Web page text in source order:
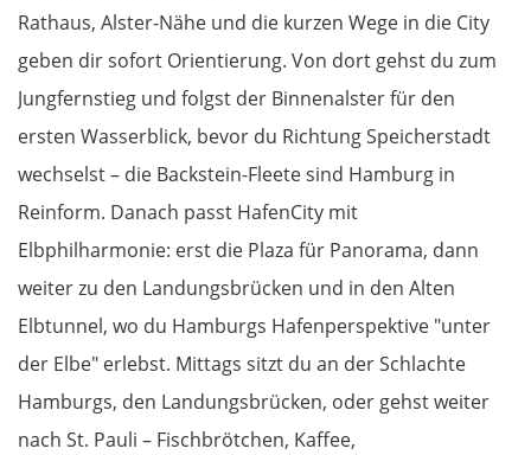
Rathaus, Alster-Nähe und die kurzen Wege in die City
geben dir sofort Orientierung. Von dort gehst du zum
Jungfernstieg und folgst der Binnenalster für den
ersten Wasserblick, bevor du Richtung Speicherstadt
wechselst – die Backstein-Fleete sind Hamburg in
Reinform. Danach passt HafenCity mit
Elbphilharmonie: erst die Plaza für Panorama, dann
weiter zu den Landungsbrücken und in den Alten
Elbtunnel, wo du Hamburgs Hafenperspektive "unter
der Elbe" erlebst. Mittags sitzt du an der Schlachte
Hamburgs, den Landungsbrücken, oder gehst weiter
nach St. Pauli – Fischbrötchen, Kaffee,